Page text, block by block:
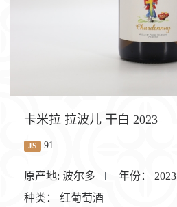
卡米拉 拉波儿 干白 2023
JS 91
原产地: 波尔多 年份： 2023
种类：
红葡萄酒